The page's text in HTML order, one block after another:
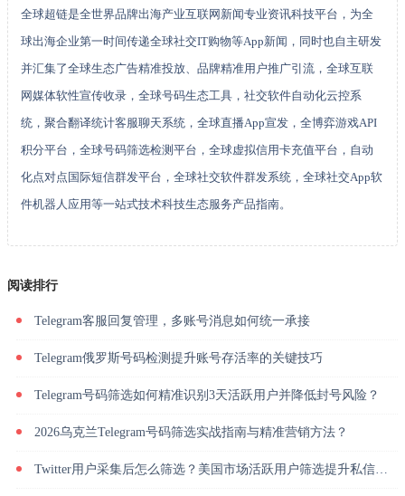
全球超链是全世界品牌出海产业互联网新闻专业资讯科技平台，为全
球出海企业第一时间传递全球社交IT购物等App新闻，同时也自主研发
并汇集了全球生态广告精准投放、品牌精准用户推广引流，全球互联
网媒体软性宣传收录，全球号码生态工具，社交软件自动化云控系
统，聚合翻译统计客服聊天系统，全球直播App宣发，全博弈游戏API
积分平台，全球号码筛选检测平台，全球虚拟信用卡充值平台，自动
化点对点国际短信群发平台，全球社交软件群发系统，全球社交App软
件机器人应用等一站式技术科技生态服务产品指南。
阅读排行
Telegram客服回复管理，多账号消息如何统一承接
Telegram俄罗斯号码检测提升账号存活率的关键技巧
Telegram号码筛选如何精准识别3天活跃用户并降低封号风险？
2026乌克兰Telegram号码筛选实战指南与精准营销方法？
Twitter用户采集后怎么筛选？美国市场活跃用户筛选提升私信回复率